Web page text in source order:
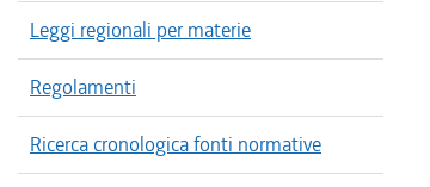
Leggi regionali per materie
Regolamenti
Ricerca cronologica fonti normative